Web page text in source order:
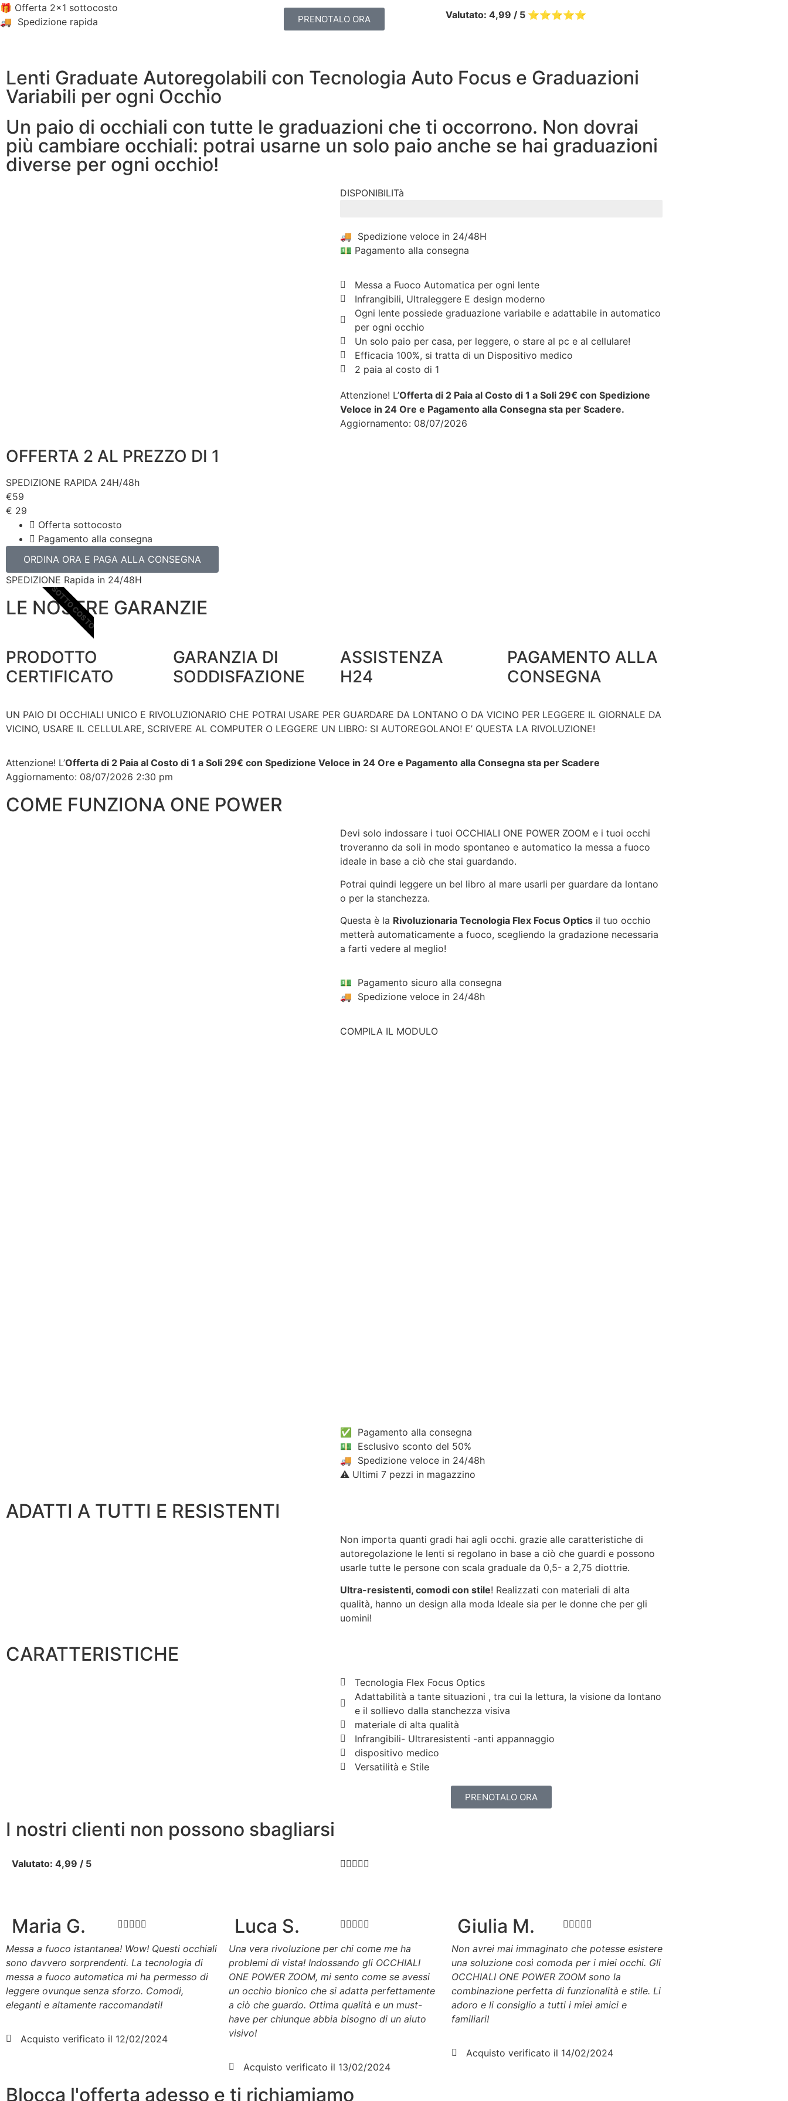
🎁 Offerta 2×1 sottocosto
🚚 Spedizione rapida
PRENOTALO ORA Valutato: 4,99 / 5 ⭐️⭐️⭐️⭐️⭐️
Lenti Graduate Autoregolabili con Tecnologia Auto Focus e Graduazioni
Variabili per ogni Occhio
Un paio di occhiali con tutte le graduazioni che ti occorrono. Non dovrai
più cambiare occhiali: potrai usarne un solo paio anche se hai graduazioni
diverse per ogni occhio!
DISPONIBILITà
🚚 Spedizione veloce in 24/48H
💵 Pagamento alla consegna
Messa a Fuoco Automatica per ogni lente
Infrangibili, Ultraleggere E design moderno
Ogni lente possiede graduazione variabile e adattabile in automatico
per ogni occhio
Un solo paio per casa, per leggere, o stare al pc e al cellulare!
Efficacia 100%, si tratta di un Dispositivo medico
2 paia al costo di 1
Attenzione! L’Offerta di 2 Paia al Costo di 1 a Soli 29€ con Spedizione
Veloce in 24 Ore e Pagamento alla Consegna sta per Scadere.
Aggiornamento: 08/07/2026
OFFERTA 2 AL PREZZO DI 1
SPEDIZIONE RAPIDA 24H/48h
€59
€ 29
Offerta sottocosto
Pagamento alla consegna
ORDINA ORA E PAGA ALLA CONSEGNA
SPEDIZIONE Rapida in 24/48H
SOTTO COSTO
LE NOSTRE GARANZIE
PRODOTTO
CERTIFICATO
GARANZIA DI
SODDISFAZIONE
ASSISTENZA
H24
PAGAMENTO ALLA
CONSEGNA
UN PAIO DI OCCHIALI UNICO E RIVOLUZIONARIO CHE POTRAI USARE PER GUARDARE DA LONTANO O DA VICINO PER LEGGERE IL GIORNALE DA
VICINO, USARE IL CELLULARE, SCRIVERE AL COMPUTER O LEGGERE UN LIBRO: SI AUTOREGOLANO! E’ QUESTA LA RIVOLUZIONE!
Attenzione! L’Offerta di 2 Paia al Costo di 1 a Soli 29€ con Spedizione Veloce in 24 Ore e Pagamento alla Consegna sta per Scadere
Aggiornamento: 08/07/2026 2:30 pm
COME FUNZIONA ONE POWER
Devi solo indossare i tuoi OCCHIALI ONE POWER ZOOM e i tuoi occhi
troveranno da soli in modo spontaneo e automatico la messa a fuoco
ideale in base a ciò che stai guardando.
Potrai quindi leggere un bel libro al mare usarli per guardare da lontano
o per la stanchezza.
Questa è la Rivoluzionaria Tecnologia Flex Focus Optics il tuo occhio
metterà automaticamente a fuoco, scegliendo la gradazione necessaria
a farti vedere al meglio!
💵 Pagamento sicuro alla consegna
🚚 Spedizione veloce in 24/48h
COMPILA IL MODULO
✅ Pagamento alla consegna
💵 Esclusivo sconto del 50%
🚚 Spedizione veloce in 24/48h
⚠️ Ultimi 7 pezzi in magazzino
ADATTI A TUTTI E RESISTENTI
Non importa quanti gradi hai agli occhi. grazie alle caratteristiche di
autoregolazione le lenti si regolano in base a ciò che guardi e possono
usarle tutte le persone con scala graduale da 0,5- a 2,75 diottrie.
Ultra-resistenti, comodi con stile! Realizzati con materiali di alta
qualità, hanno un design alla moda Ideale sia per le donne che per gli
uomini!
CARATTERISTICHE
Tecnologia Flex Focus Optics
Adattabilità a tante situazioni , tra cui la lettura, la visione da lontano
e il sollievo dalla stanchezza visiva
materiale di alta qualità
Infrangibili- Ultraresistenti -anti appannaggio
dispositivo medico
Versatilità e Stile
PRENOTALO ORA
I nostri clienti non possono sbagliarsi
Valutato: 4,99 / 5 
Maria G. 
Messa a fuoco istantanea! Wow! Questi occhiali
sono davvero sorprendenti. La tecnologia di
messa a fuoco automatica mi ha permesso di
leggere ovunque senza sforzo. Comodi,
eleganti e altamente raccomandati!
Acquisto verificato il 12/02/2024
Luca S. 
Una vera rivoluzione per chi come me ha
problemi di vista! Indossando gli OCCHIALI
ONE POWER ZOOM, mi sento come se avessi
un occhio bionico che si adatta perfettamente
a ciò che guardo. Ottima qualità e un must-
have per chiunque abbia bisogno di un aiuto
visivo!
Acquisto verificato il 13/02/2024
Giulia M. 
Non avrei mai immaginato che potesse esistere
una soluzione così comoda per i miei occhi. Gli
OCCHIALI ONE POWER ZOOM sono la
combinazione perfetta di funzionalità e stile. Li
adoro e li consiglio a tutti i miei amici e
familiari!
Acquisto verificato il 14/02/2024
Blocca l'offerta adesso e ti richiamiamo